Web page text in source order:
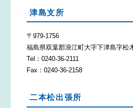
津島支所
〒979-1756
福島県双葉郡浪江町大字下津島字松
Tel：0240-36-2111
Fax：0240-36-2158
二本松出張所